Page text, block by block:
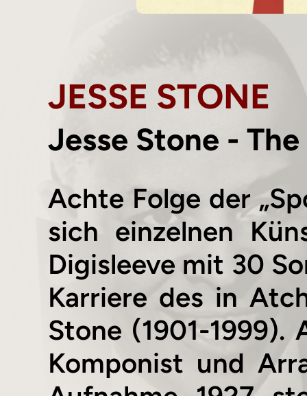
JESSE STONE
Jesse Stone -
Achte Folge der
sich einzelnen
Digisleeve mit 30
Karriere des in
Stone (1901-1999).
Komponist und